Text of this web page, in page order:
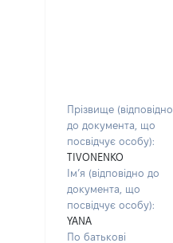
Прізвище (відповідно
до документа, що
посвідчує особу):
TIVONENKO
Ім’я (відповідно до
документа, що
посвідчує особу):
YANA
По батькові